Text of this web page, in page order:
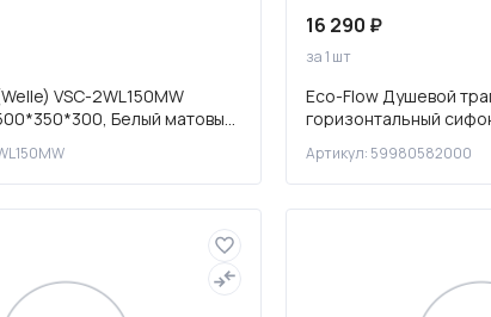
VSC-2WL150MW
Белый матовый
16 290 ₽
за 1 шт
Eco-Flow Душевой
горизонтальный
Артикул: 59980582000